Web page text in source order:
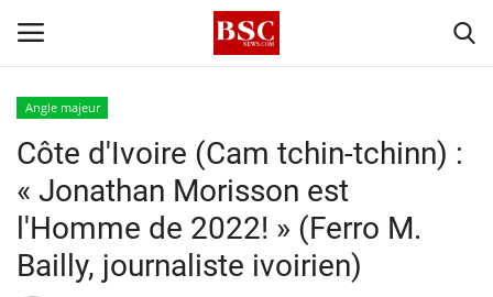
Accueil
Contact
A propos
Angle majeur
Côte d'Ivoire (Cam tchin-tchinn) :
« Jonathan Morisson est
l'Homme de 2022! » (Ferro M.
Bailly, journaliste ivoirien)